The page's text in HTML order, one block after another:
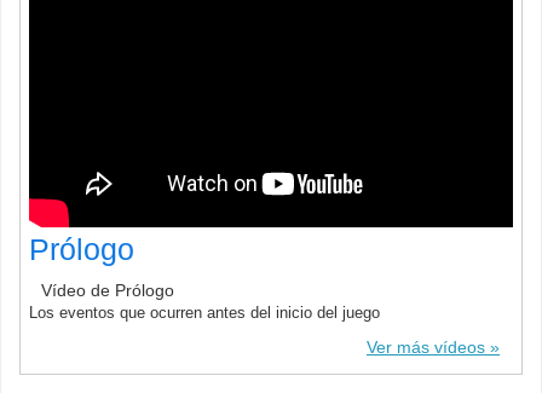
Prólogo
Vídeo de Prólogo
Los eventos que ocurren antes del inicio del juego
Ver más vídeos